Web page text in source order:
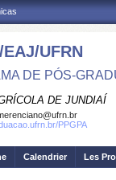
EAJ/UFRN
DE PÓS-
DE JUNDIAÍ
PPGPA
Calendrier Les